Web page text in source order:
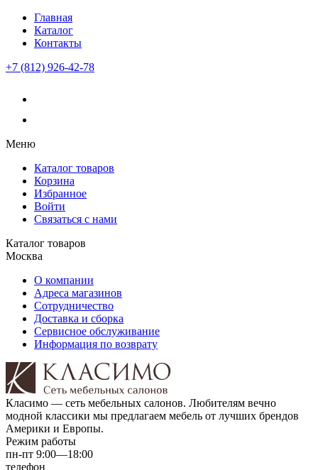
Главная
Каталог
Контакты
+7 (812) 926-42-78
Меню
Каталог товаров
Корзина
Избранное
Войти
Связаться с нами
Каталог товаров
Москва
О компании
Адреса магазинов
Сотрудничество
Доставка и сборка
Сервисное обслуживание
Информация по возврату
Класимо — cеть мебельных салонов. Любителям вечно
модной классики мы предлагаем мебель от лучших брендов
Америки и Европы.
Режим работы
пн-пт 9:00—18:00
телефон